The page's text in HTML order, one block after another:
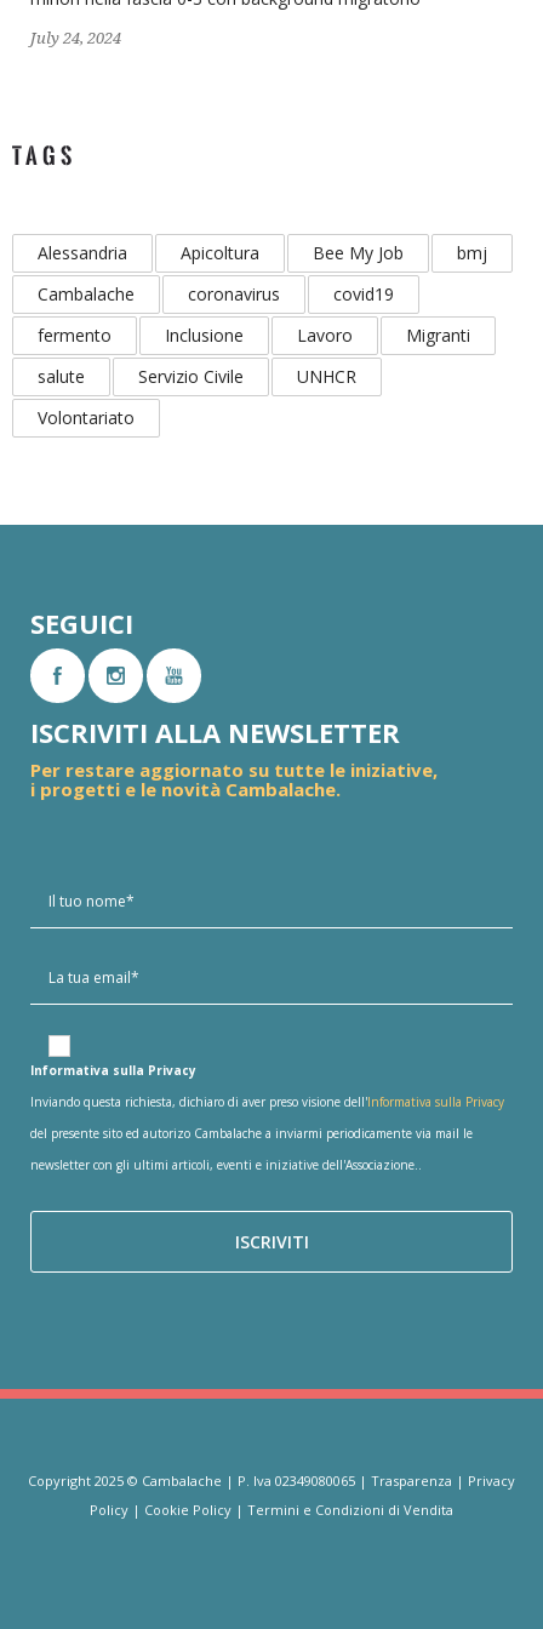
July 24, 2024
TAGS
Alessandria Apicoltura Bee My Job
bmj
Cambalache
coronavirus
covid19
fermento
Inclusione Lavoro
Migranti
salute
Servizio Civile
UNHCR
Volontariato
SEGUICI
ISCRIVITI ALLA NEWSLETTER
Per restare aggiornato su tutte le iniziative,
i progetti e le novità Cambalache.
Informativa sulla Privacy
Inviando questa richiesta, dichiaro di aver preso visione dell'Informativa sulla Privacy
del presente sito ed autorizo Cambalache a inviarmi periodicamente via mail le
newsletter con gli ultimi articoli, eventi e iniziative dell'Associazione..
Copyright 2025 © Cambalache | P. Iva 02349080065 | Trasparenza | Privacy
Policy | Cookie Policy | Termini e Condizioni di Vendita